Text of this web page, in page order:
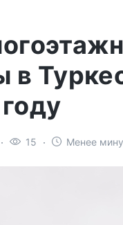
в
15 Менее